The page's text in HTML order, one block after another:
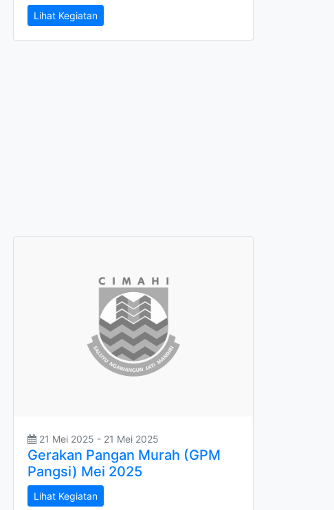
Lihat Kegiatan
21 Mei 2025 - 21 Mei 2025
Gerakan Pangan Murah (GPM
Pangsi) Mei 2025
Lihat Kegiatan